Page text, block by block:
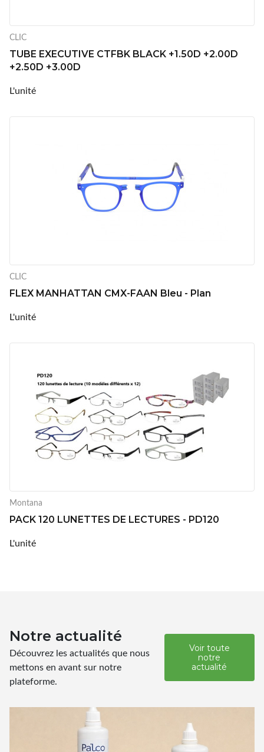
CLIC
TUBE EXECUTIVE CTFBK BLACK +1.50D +2.00D
+2.50D +3.00D
L'unité
CLIC
FLEX MANHATTAN CMX-FAAN Bleu - Plan
L'unité
Montana
PACK 120 LUNETTES DE LECTURES - PD120
L'unité
Notre actualité
Découvrez les actualités que nous
mettons en avant sur notre
plateforme.
Voir toute
notre
actualité